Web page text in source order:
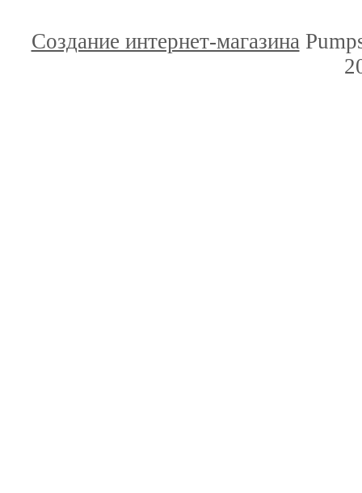
Создание интернет-магазина